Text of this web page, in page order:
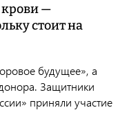
—
стоит на
будущее», а
Защитники
приняли участие